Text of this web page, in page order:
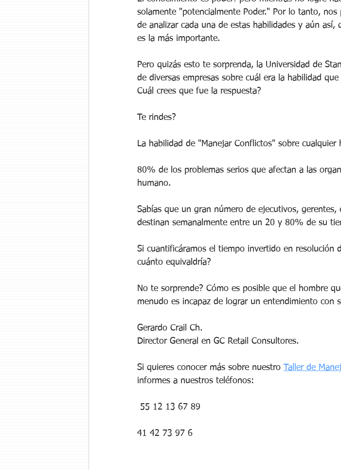
solamente "potencialmente Poder." Por lo tanto,
de analizar cada una de estas habilidades y aún así,
es la más importante.
Pero quizás esto te sorprenda, la Universidad de
de diversas empresas sobre cuál era la habilidad
Cuál crees que fue la respuesta?
Te rindes?
La habilidad de "Manejar Conflictos" sobre
80% de los problemas serios que afectan a las
humano.
Sabías que un gran número de ejecutivos, gerentes,
destinan semanalmente entre un 20 y 80% de su
Si cuantificáramos el tiempo invertido en resolución
cuánto equivaldría?
No te sorprende? Cómo es posible que el hombre
menudo es incapaz de lograr un entendimiento con
Gerardo Crail Ch.
Director General en GC Retail Consultores.
Si quieres conocer más sobre nuestro Taller de
informes a nuestros teléfonos:
55 12 13 67 89
41 42 73 97 6